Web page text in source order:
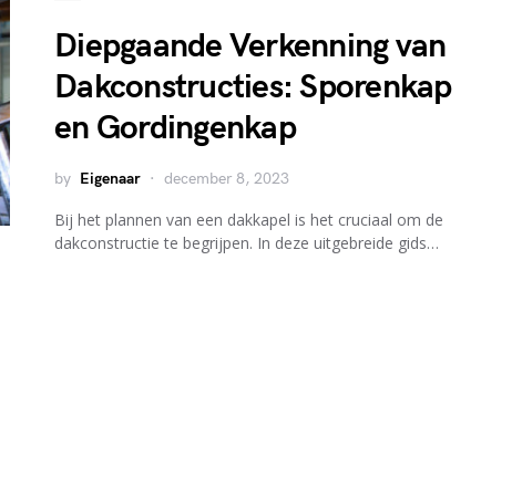
Diepgaande Verkenning van
Dakconstructies: Sporenkap
en Gordingenkap
by Eigenaar december 8, 2023
Bij het plannen van een dakkapel is het cruciaal om de
dakconstructie te begrijpen. In deze uitgebreide gids…